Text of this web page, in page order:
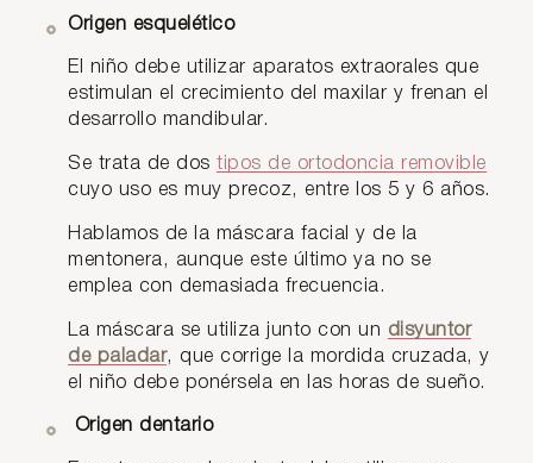
Origen esquelético
El niño debe utilizar aparatos extraorales que
estimulan el crecimiento del maxilar y frenan el
desarrollo mandibular.
Se trata de dostipos de ortodoncia removible
cuyo uso es muy precoz, entre los 5 y 6 años.
Hablamos de la máscara facial y de la
mentonera, aunque este último ya no se
emplea con demasiada frecuencia.
La máscara se utiliza junto con un disyuntor
de paladar, que corrige la mordida cruzada, y
el niño debe ponérsela en las horas de sueño.
Origen dentario